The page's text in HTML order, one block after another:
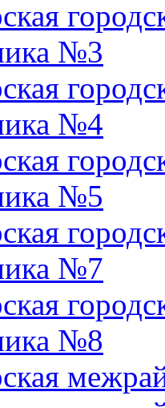
№3
№4
№5
№7
№8